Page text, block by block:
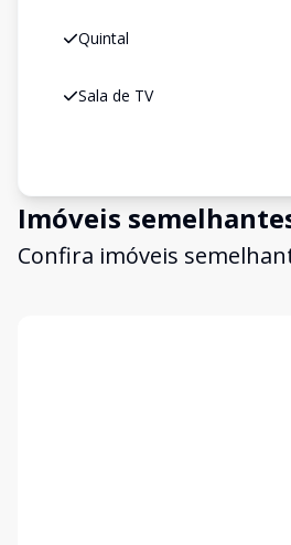
Quintal
Sala de TV
Imóveis
Confira imóveis